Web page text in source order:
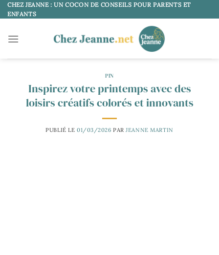
Passer
au
CHEZ JEANNE : UN COCON DE CONSEILS POUR PARENTS ET
ENFANTS
PIN
Inspirez votre printemps avec des
loisirs créatifs colorés et innovants
PUBLIÉ LE 01/03/2026 PAR JEANNE MARTIN